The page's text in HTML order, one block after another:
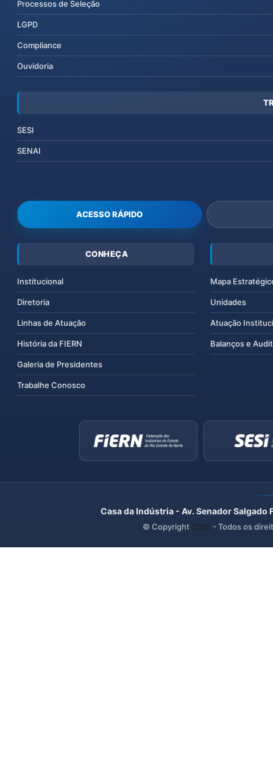
Processos de Seleção
LGPD
Compliance
Ouvidoria
SESI
SENAI
ACESSO RÁPIDO
CONHEÇA
Institucional
Diretoria
Linhas de Atuação
História da FIERN
Galeria de Presidentes
Trabalhe Conosco
Mapa
Unidades
Atuação
Balanços e
Casa da Indústria - Av. Senador
© Copyright 2026 - Todos os